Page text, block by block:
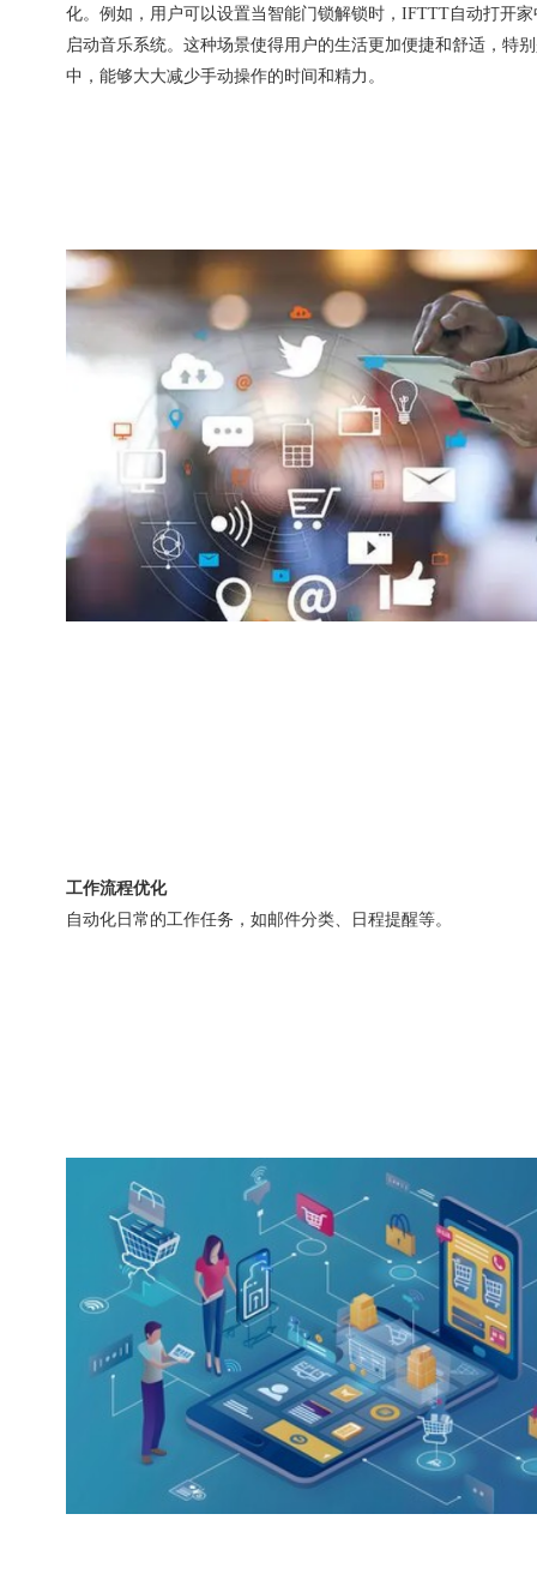
化。例如，用户可以设置当智能门锁解锁时，IFTTT自动打开
启动音乐系统。这种场景使得用户的生活更加便捷和舒适，特
中，能够大大减少手动操作的时间和精力。
工作流程优化
自动化日常的工作任务，如邮件分类、日程提醒等。